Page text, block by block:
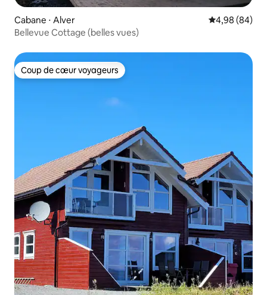
Cabane ⋅ Alver Évaluation
4,98 (84)
Bellevue Cottage (belles vues)
Coup de cœur voyageurs
Coup de cœur voyageurs